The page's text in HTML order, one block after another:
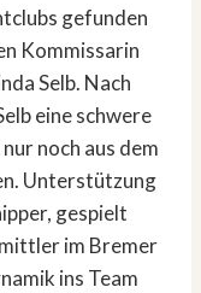
gefunden
Kommissarin
Selb. Nach
eine schwere
noch aus dem
Unterstützung
gespielt
im Bremer
ins Team